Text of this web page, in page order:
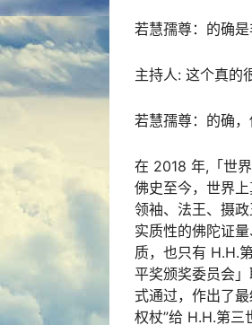
若慧孺尊：的确
主持人: 这个真的
若慧孺尊：的确
在 2018 年,「世
佛史至今，世界
领袖、法王、摄
实质性的佛陀证
质，也只有 H.H.
平奖颁奖委员会
式通过，作出了
权杖”给 H.H.第三